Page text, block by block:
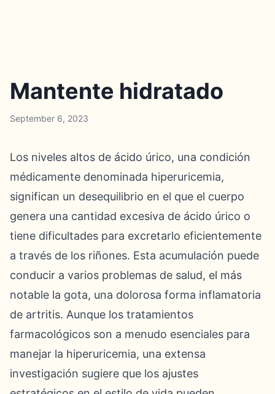
Mantente hidratado
September 6, 2023
Los niveles altos de ácido úrico, una condición
médicamente denominada hiperuricemia,
significan un desequilibrio en el que el cuerpo
genera una cantidad excesiva de ácido úrico o
tiene dificultades para excretarlo eficientemente
a través de los riñones. Esta acumulación puede
conducir a varios problemas de salud, el más
notable la gota, una dolorosa forma inflamatoria
de artritis. Aunque los tratamientos
farmacológicos son a menudo esenciales para
manejar la hiperuricemia, una extensa
investigación sugiere que los ajustes